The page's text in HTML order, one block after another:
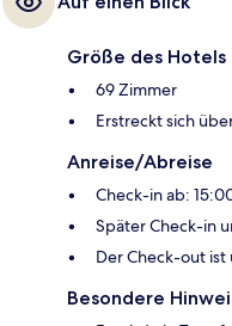
Größe des Hotels
69 Zimmer
Erstreckt sich
Anreise/Abreise
Check-in ab:
Später Check-in
Der Check-out ist
Besondere